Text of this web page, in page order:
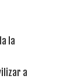
la
a